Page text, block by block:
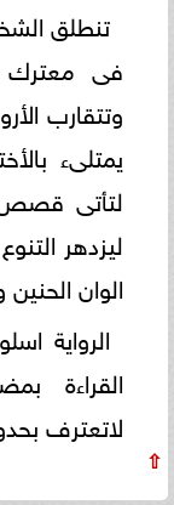
تنطلق
فى معترك
وتتقارب
يمتلىء
لتأتى قصص
ليزدهر
الوان الحنين
الرواية
القراءة
لاتعترف
⇧